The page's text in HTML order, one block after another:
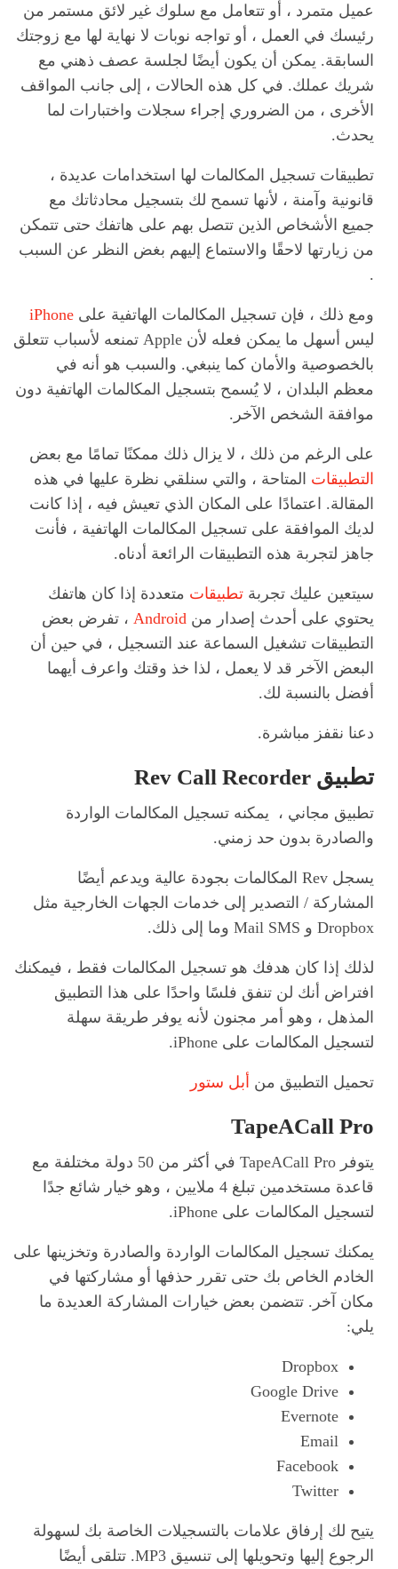
عميل متمرد ، أو تتعامل مع سلوك غير لائق مستمر من
رئيسك في العمل ، أو تواجه نوبات لا نهاية لها مع زوجتك
السابقة. يمكن أن يكون أيضًا لجلسة عصف ذهني مع
شريك عملك. في كل هذه الحالات ، إلى جانب المواقف
الأخرى ، من الضروري إجراء سجلات واختبارات لما
يحدث.
تطبيقات تسجيل المكالمات لها استخدامات عديدة ،
قانونية وآمنة ، لأنها تسمح لك بتسجيل محادثاتك مع
جميع الأشخاص الذين تتصل بهم على هاتفك حتى تتمكن
من زيارتها لاحقًا والاستماع إليهم بغض النظر عن السبب
.
ومع ذلك ، فإن تسجيل المكالمات الهاتفية على iPhone
ليس أسهل ما يمكن فعله لأن Apple تمنعه ​​لأسباب تتعلق
بالخصوصية والأمان كما ينبغي. والسبب هو أنه في
معظم البلدان ، لا يُسمح بتسجيل المكالمات الهاتفية دون
موافقة الشخص الآخر.
على الرغم من ذلك ، لا يزال ذلك ممكنًا تمامًا مع بعض
التطبيقات المتاحة ، والتي سنلقي نظرة عليها في هذه
المقالة. اعتمادًا على المكان الذي تعيش فيه ، إذا كانت
لديك الموافقة على تسجيل المكالمات الهاتفية ، فأنت
جاهز لتجربة هذه التطبيقات الرائعة أدناه.
سيتعين عليك تجربة تطبيقات متعددة إذا كان هاتفك
يحتوي على أحدث إصدار من Android ، تفرض بعض
التطبيقات تشغيل السماعة عند التسجيل ، في حين أن
البعض الآخر قد لا يعمل ، لذا خذ وقتك واعرف أيهما
أفضل بالنسبة لك.
دعنا نقفز مباشرة.
تطبيق Rev Call Recorder
تطبيق مجاني ، يمكنه تسجيل المكالمات الواردة
والصادرة بدون حد زمني.
يسجل Rev المكالمات بجودة عالية ويدعم أيضًا
المشاركة / التصدير إلى خدمات الجهات الخارجية مثل
Dropbox و Mail SMS وما إلى ذلك.
لذلك إذا كان هدفك هو تسجيل المكالمات فقط ، فيمكنك
افتراض أنك لن تنفق فلسًا واحدًا على هذا التطبيق
المذهل ، وهو أمر مجنون لأنه يوفر طريقة سهلة
لتسجيل المكالمات على iPhone.
تحميل التطبيق من أبل ستور
TapeACall Pro
يتوفر TapeACall Pro في أكثر من 50 دولة مختلفة مع
قاعدة مستخدمين تبلغ 4 ملايين ، وهو خيار شائع جدًا
لتسجيل المكالمات على iPhone.
يمكنك تسجيل المكالمات الواردة والصادرة وتخزينها على
الخادم الخاص بك حتى تقرر حذفها أو مشاركتها في
مكان آخر. تتضمن بعض خيارات المشاركة العديدة ما
يلي:
Dropbox
Google Drive
Evernote
Email
Facebook
Twitter
يتيح لك إرفاق علامات بالتسجيلات الخاصة بك لسهولة
الرجوع إليها وتحويلها إلى تنسيق MP3. تتلقى أيضًا